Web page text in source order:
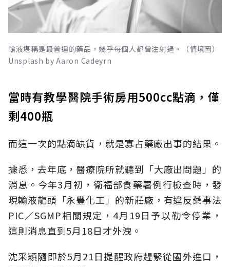
輸液堪稱是最普遍的藥品，幾乎每個人都曾注射過。（情境圖）
Unsplash by Aaron Cadeyrn
當時有教學醫院手術房用500cc點滴，僅
剩400瓶
而這一次的點滴缺貨，就是寡占藥廠出事的結果。
據悉，去年底，醫療院所就聽到「大廠出問題」的
消息。今年3月初，衛福部食藥署例行檢查時，發
現輸液龍頭「永豐化工」的新莊廠，有違反藥事法
PIC／SGMP相關規定，4月19日予以勒令停業，
這則消息直到5月18日才外洩。
沈采穎隨即於5月21日提醒政府趕緊從國外進口，